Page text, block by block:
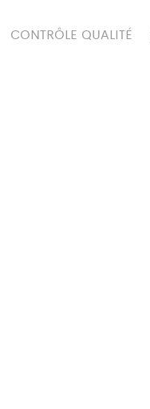
CONTRÔLE QUALITÉ